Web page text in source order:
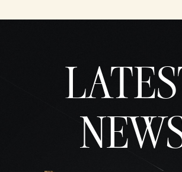
シー